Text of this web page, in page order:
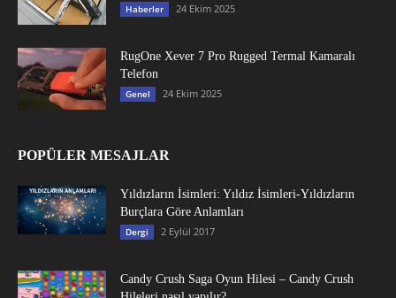
Haberler 24 Ekim 2025
RugOne Xever 7 Pro Rugged Termal Kamaralı
Telefon
Genel 24 Ekim 2025
POPÜLER MESAJLAR
Yıldızların İsimleri: Yıldız İsimleri-Yıldızların
Burçlara Göre Anlamları
Dergi 2 Eylül 2017
Candy Crush Saga Oyun Hilesi – Candy Crush